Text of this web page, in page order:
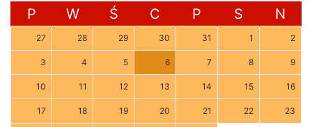
P W Ś C P S N
27 28 29 30 31 1 2
3 4 5 6 7 8 9
10 11 12 13 14 15 16
17 18 19 20 21 22 23